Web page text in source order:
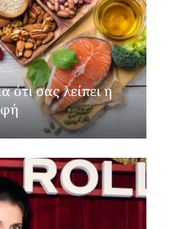
ότι σας λείπει η